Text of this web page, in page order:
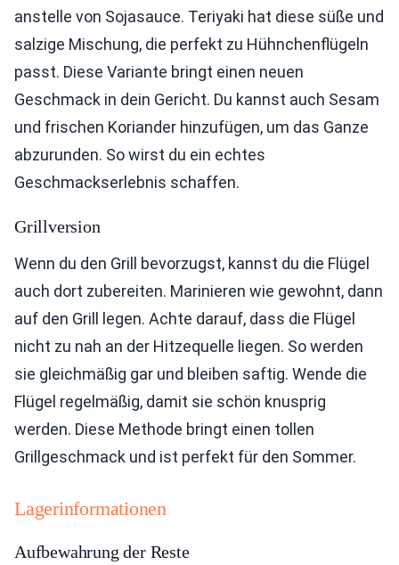
anstelle von Sojasauce. Teriyaki hat diese süße und
salzige Mischung, die perfekt zu Hühnchenflügeln
passt. Diese Variante bringt einen neuen
Geschmack in dein Gericht. Du kannst auch Sesam
und frischen Koriander hinzufügen, um das Ganze
abzurunden. So wirst du ein echtes
Geschmackserlebnis schaffen.
Grillversion
Wenn du den Grill bevorzugst, kannst du die Flügel
auch dort zubereiten. Marinieren wie gewohnt, dann
auf den Grill legen. Achte darauf, dass die Flügel
nicht zu nah an der Hitzequelle liegen. So werden
sie gleichmäßig gar und bleiben saftig. Wende die
Flügel regelmäßig, damit sie schön knusprig
werden. Diese Methode bringt einen tollen
Grillgeschmack und ist perfekt für den Sommer.
Lagerinformationen
Aufbewahrung der Reste